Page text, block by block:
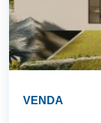
VENDA